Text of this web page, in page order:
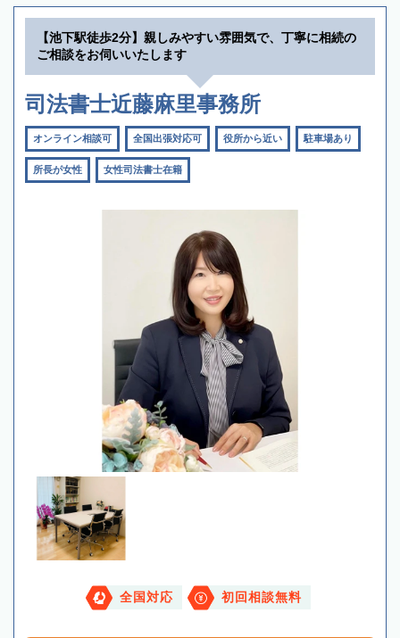
【池下駅徒歩2分】親しみやすい雰囲気で、丁寧に相続の
ご相談をお伺いいたします
司法書士近藤麻里事務所
オンライン相談可 全国出張対応可 役所から近い 駐車場あり
所長が女性 女性司法書士在籍
全国対応 初回相談無料